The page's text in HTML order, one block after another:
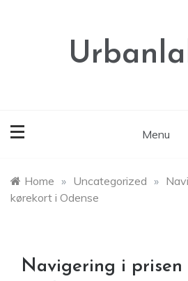
Menu
Home » Uncategorized »
kørekort i Odense
Navigering i